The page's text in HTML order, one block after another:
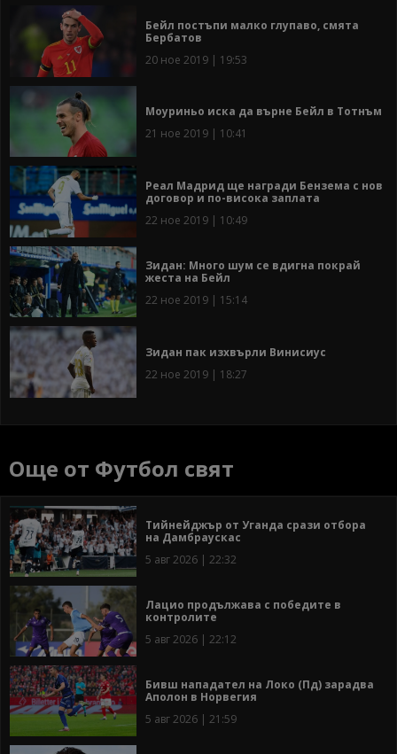
Бейл постъпи малко глупаво, смята
Бербатов
20 ное 2019 | 19:53
Моуриньо иска да върне Бейл в Тотнъм
21 ное 2019 | 10:41
Реал Мадрид ще награди Бензема с нов
договор и по-висока заплата
22 ное 2019 | 10:49
Зидан: Много шум се вдигна покрай
жеста на Бейл
22 ное 2019 | 15:14
Зидан пак изхвърли Винисиус
22 ное 2019 | 18:27
Още от Футбол свят
Тийнейджър от Уганда срази отбора
на Дамбраускас
5 авг 2026 | 22:32
Лацио продължава с победите в
контролите
5 авг 2026 | 22:12
Бивш нападател на Локо (Пд) зарадва
Аполон в Норвегия
5 авг 2026 | 21:59